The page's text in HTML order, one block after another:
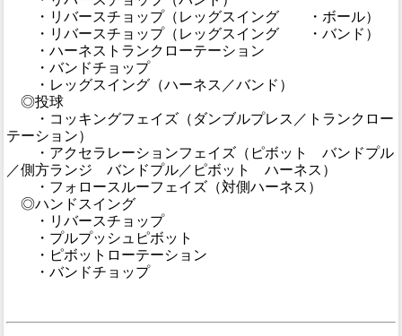
・リバースチョップ（レッグスイング ・ボール）
・リバースチョップ（レッグスイング ・バンド）
・ハーネストランクローテーション
・バンドチョップ
・レッグスイング（ハーネス／バンド）
◎投球
・コッキングフェイズ（ダンブルプレス／トランクロー
テーション）
・アクセラレーションフェイズ（ピボット バンドプル
／側方ランジ バンドプル／ピボット ハーネス）
・フォロースルーフェイズ（対側ハーネス）
◎ハンドスイング
・リバースチョップ
・プルプッシュピボット
・ピボットローテーション
・バンドチョップ